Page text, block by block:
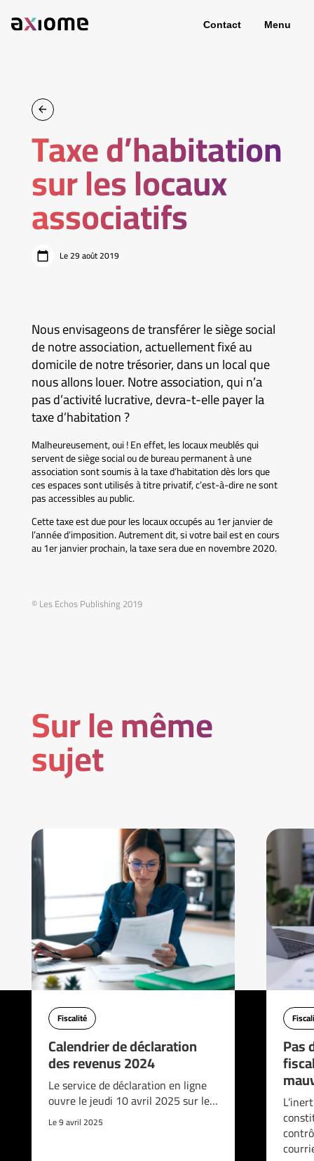
Contact Menu
Taxe d’habitation
sur les locaux
associatifs
Le 29 août 2019
Nous envisageons de transférer le siège social
de notre association, actuellement fixé au
domicile de notre trésorier, dans un local que
nous allons louer. Notre association, qui n’a
pas d’activité lucrative, devra-t-elle payer la
taxe d’habitation ?
Malheureusement, oui ! En effet, les locaux meublés qui
servent de siège social ou de bureau permanent à une
association sont soumis à la taxe d’habitation dès lors que
ces espaces sont utilisés à titre privatif, c’est-à-dire ne sont
pas accessibles au public.
Cette taxe est due pour les locaux occupés au 1er janvier de
l’année d’imposition. Autrement dit, si votre bail est en cours
au 1er janvier prochain, la taxe sera due en novembre 2020.
© Les Echos Publishing 2019
Sur le même
sujet
Fiscalité
Calendrier de déclaration
des revenus 2024
Le service de déclaration en ligne
ouvre le jeudi 10 avril 2025 sur le…
Le 9 avril 2025
Pas